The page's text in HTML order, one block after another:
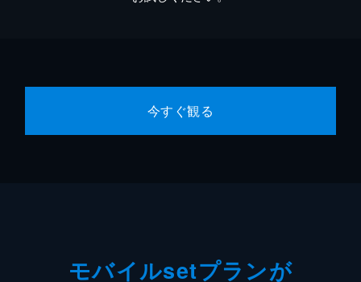
今すぐ観る
モバイルsetプランが